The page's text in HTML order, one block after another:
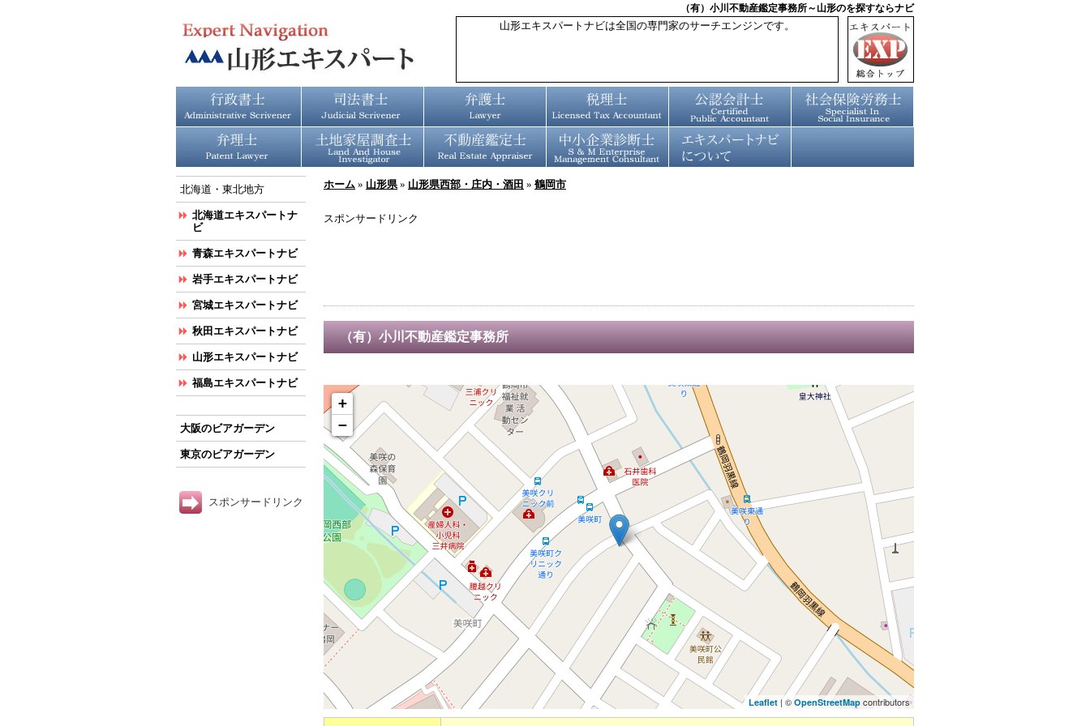
（有）小川不動産鑑定事務所～山形のを探すならナビ
山形エキスパートナビは全国の専門家のサーチエンジンです。
ホーム » 山形県» 山形県西部・庄内・酒田 » 鶴岡市
スポンサードリンク
（有）小川不動産鑑定事務所
+
−
Leaflet | © OpenStreetMap contributors
北海道・東北地方
北海道エキスパートナ
ビ
青森エキスパートナビ
岩手エキスパートナビ
宮城エキスパートナビ
秋田エキスパートナビ
山形エキスパートナビ
福島エキスパートナビ
大阪のビアガーデン
東京のビアガーデン
スポンサードリンク